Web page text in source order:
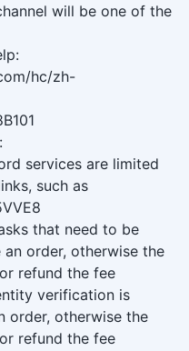
will be one of the
hc/zh-
services are limited
such as
that need to be
order, otherwise the
refund the fee
verification is
order, otherwise the
refund the fee